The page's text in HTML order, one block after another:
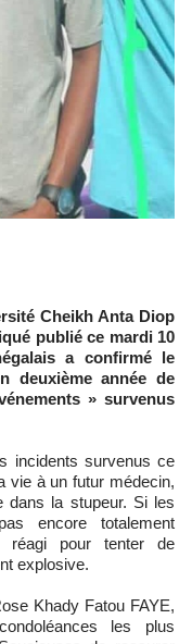
publié ce mardi 10
a confirmé le
deuxième année de
» survenus
incidents survenus ce
vie à un futur médecin,
dans la stupeur. Si les
encore totalement
réagi pour tenter de
explosive.
Khady Fatou FAYE,
les plus